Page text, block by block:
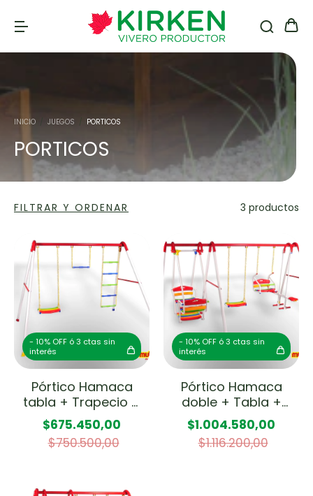
INICIO JUEGOS / PORTICOS
PORTICOS
FILTRAR Y ORDENAR 3 productos
- 10% OFF ó 3 ctas sin
interés
Pórtico Hamaca
tabla + Trapecio +
Escalera
$675.450,00
$750.500,00
- 10% OFF ó 3 ctas sin
interés
Pórtico Hamaca
doble + Tabla +
Caballito + Hamaca
de Bebé
$1.004.580,00
$1.116.200,00